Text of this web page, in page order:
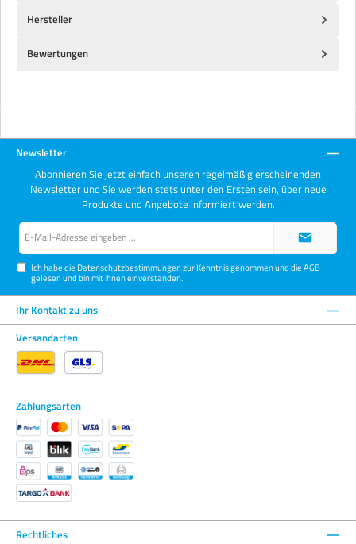
Hersteller
Bewertungen
Newsletter
Abonnieren Sie jetzt einfach unseren regelmäßig erscheinenden
Newsletter und Sie werden stets unter den Ersten sein, über neue
Produkte und Angebote informiert werden.
Ich habe die Datenschutzbestimmungenzur Kenntnis genommen und dieAGB
gelesen und bin mit ihnen einverstanden.
Ihr Kontakt zu uns
Versandarten
Zahlungsarten
Rechtliches